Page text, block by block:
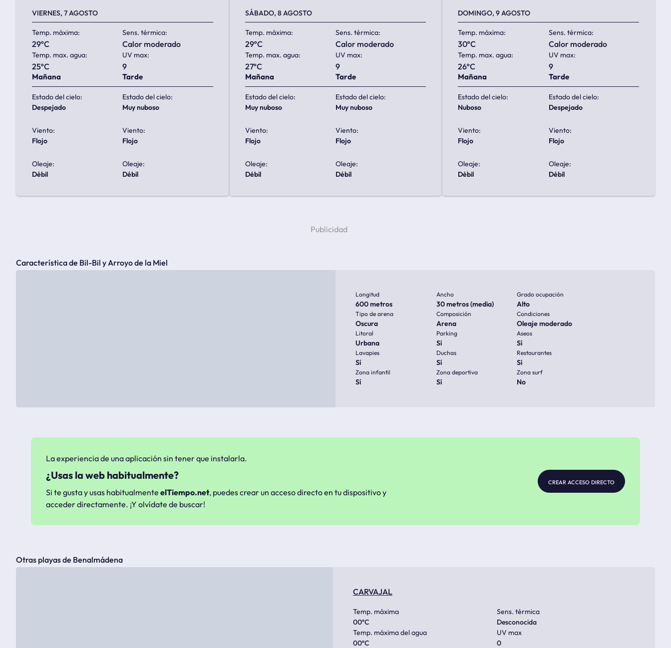
VIERNES, 7 AGOSTO
Temp. máxima:
29ºC
Sens. térmica:
calor moderado
Temp. max. agua:
25ºC
UV max:
9
Mañana
Estado del cielo:
despejado
Viento:
flojo
Oleaje:
débil
Tarde
Estado del cielo:
muy nuboso
Viento:
flojo
Oleaje:
débil
SÁBADO, 8 AGOSTO
Temp. máxima:
29ºC
Sens. térmica:
calor moderado
Temp. max. agua:
27ºC
UV max:
9
Mañana
Estado del cielo:
muy nuboso
Viento:
flojo
Oleaje:
débil
Tarde
Estado del cielo:
muy nuboso
Viento:
flojo
Oleaje:
débil
DOMINGO, 9 AGOSTO
Temp. máxima:
30ºC
Sens. térmica:
calor moderado
Temp. max. agua:
26ºC
UV max:
9
Mañana
Estado del cielo:
nuboso
Viento:
flojo
Oleaje:
débil
Tarde
Estado del cielo:
despejado
Viento:
flojo
Oleaje:
débil
Característica de Bil-Bil y Arroyo de la Miel
Longitud
600 metros
Ancho
30 metros (media)
Grado ocupación
Alto
Tipo de arena
Oscura
Composición
Arena
Condiciones
Oleaje moderado
Litoral
Urbana
Parking
Sí
Aseos
Sí
Lavapies
Sí
Duchas
Sí
Restaurantes
Sí
Zona infantil
Sí
Zona deportiva
Sí
Zona surf
No
La experiencia de una aplicación sin tener que instalarla.
¿Usas la web habitualmente?
Si te gusta y usas habitualmente elTiempo.net, puedes crear un acceso directo en tu dispositivo y
acceder directamente. ¡Y olvídate de buscar!
crear acceso directo
Otras playas de Benalmádena
CARVAJAL
Temp. máxima
00ºC
Sens. térmica
Desconocida
Temp. máxima del agua
00ºC
UV max
0